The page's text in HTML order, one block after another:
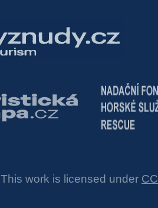
This work is licensed under